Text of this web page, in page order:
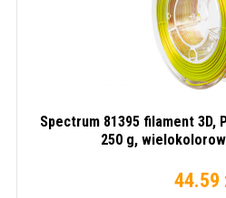
Spectrum 81395 filament 3D,
250 g,
44.59